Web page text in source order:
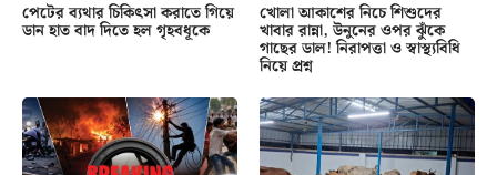
পেটের ব্যথার চিকিৎসা করাতে গিয়ে
ডান হাত বাদ দিতে হল গৃহবধূকে
খোলা আকাশের নিচে শিশুদের
খাবার রান্না, উনুনের ওপর ঝুঁকে
গাছের ডাল! নিরাপত্তা ও স্বাস্থ্যবিধি
নিয়ে প্রশ্ন